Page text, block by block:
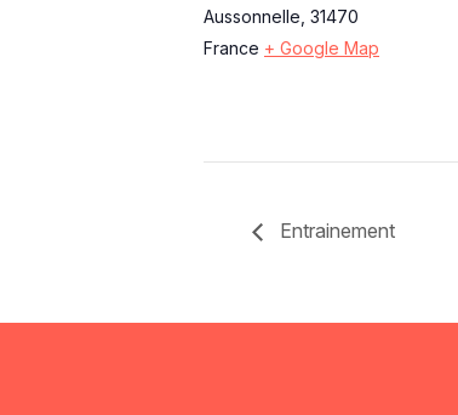
Aussonnelle 31470
France + Google Map
Entrainement